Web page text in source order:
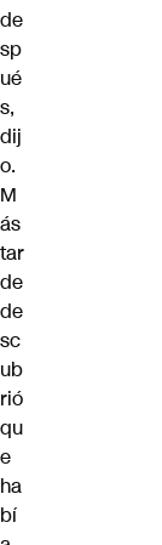
de
sp
ué
s,
dij
o.
M
ás
tar
de
de
sc
ub
rió
qu
e
ha
bí